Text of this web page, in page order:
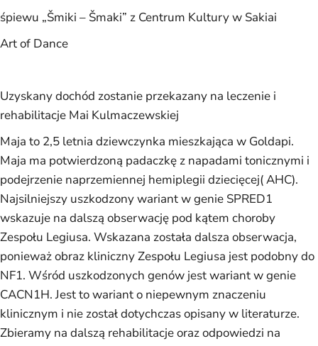
śpiewu „Šmiki – Šmaki” z Centrum Kultury w Sakiai
Art of Dance
Uzyskany dochód zostanie przekazany na leczenie i
rehabilitacje Mai Kulmaczewskiej
Maja to 2,5 letnia dziewczynka mieszkająca w Goldapi.
Maja ma potwierdzoną padaczkę z napadami tonicznymi i
podejrzenie naprzemiennej hemiplegii dziecięcej( AHC).
Najsilniejszy uszkodzony wariant w genie SPRED1
wskazuje na dalszą obserwację pod kątem choroby
Zespołu Legiusa. Wskazana została dalsza obserwacja,
ponieważ obraz kliniczny Zespołu Legiusa jest podobny do
NF1. Wśród uszkodzonych genów jest wariant w genie
CACN1H. Jest to wariant o niepewnym znaczeniu
klinicznym i nie został dotychczas opisany w literaturze.
Zbieramy na dalszą rehabilitacje oraz odpowiedzi na